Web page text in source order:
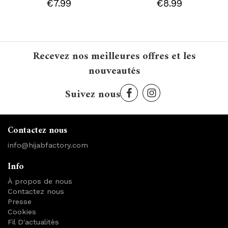
€7.99 €8.99
Recevez nos meilleures offres et les
nouveautés
Suivez nous
Contactez nous
info@hijabfactory.com
Info
À propos de nous
Contactez nous
Presse
Cookies
Fil D'actualitès